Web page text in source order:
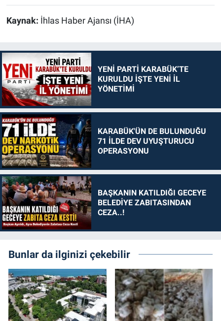
Kaynak: İhlas Haber Ajansı (İHA)
YENİ PARTİ KARABÜK’TE
KURULDU İŞTE YENİ İL
YÖNETİMİ
KARABÜK'ÜN DE BULUNDUĞU
71 İLDE DEV UYUŞTURUCU
OPERASYONU
BAŞKANIN KATILDIĞI GECEYE
BELEDİYE ZABITASINDAN
CEZA..!
Bunlar da ilginizi çekebilir